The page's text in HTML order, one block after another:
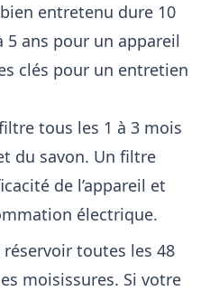
entretenu dure 10
5 ans pour un appareil
clés pour un entretien
tous les 1 à 3 mois
du savon. Un filtre
de l’appareil et
électrique.
réservoir toutes les 48
moisissures. Si votre